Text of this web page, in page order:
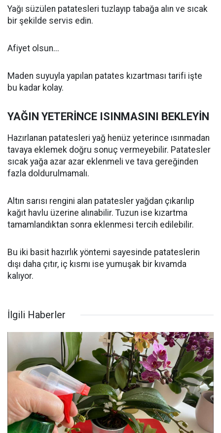
Yağı süzülen patatesleri tuzlayıp tabağa alın ve sıcak
bir şekilde servis edin.
Afiyet olsun...
Maden suyuyla yapılan patates kızartması tarifi işte
bu kadar kolay.
YAĞIN YETERİNCE ISINMASINI BEKLEYİN
Hazırlanan patatesleri yağ henüz yeterince ısınmadan
tavaya eklemek doğru sonuç vermeyebilir. Patatesler
sıcak yağa azar azar eklenmeli ve tava gereğinden
fazla doldurulmamalı.
Altın sarısı rengini alan patatesler yağdan çıkarılıp
kağıt havlu üzerine alınabilir. Tuzun ise kızartma
tamamlandıktan sonra eklenmesi tercih edilebilir.
Bu iki basit hazırlık yöntemi sayesinde patateslerin
dışı daha çıtır, iç kısmı ise yumuşak bir kıvamda
kalıyor.
İlgili Haberler